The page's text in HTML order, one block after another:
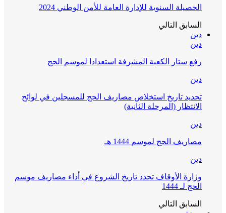
الحصيلة السنوية للإدارة العامة للأمن الوطني 2024
السابق التالي
دين
دين
رفع ستار الكعبة المشرفة استعدادا لموسم الحج
دين
تحديد تاريخ استخلاص مصاريف الحج للمسجلين في لوائح
الانتظار (المرحلة الثانية)
دين
مصاريف الحج لموسم 1444 هـ
دين
وزارة الأوقاف تحدد تاريخ الشروع في أداء مصاريف موسم
الحج لـ 1444
السابق التالي